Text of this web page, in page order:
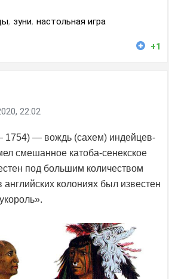
, зуни, настольная игра
+1
22:02
1754) — вождь (сахем) индейцев-
смешанное катоба-сенекское
под большим количеством
колониях был известен